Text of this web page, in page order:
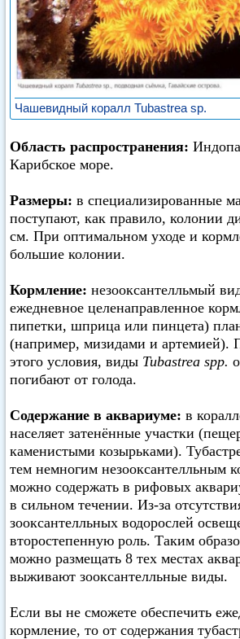
Чашевидный коралл Tubastrea sp.
Область распространения:
Карибское море.
Размеры: в специализированные
поступают, как правило, колонии
см. При оптимальном уходе и
большие колонии.
Кормление: незооксантелльмый
ежедневное целенаправленное
пипетки, шприца или пинцета)
(например, мизидами и артемией).
этого условия, виды Tubastrea spp.
погибают от голода.
Содержание в аквариуме: в
населяет затенённые участки
каменистыми козырьками).
тем немногим незооксантелльным
можно содержать в рифовых
в сильном течении. Из-за
зооксантелльных водорослей
второстепенную роль. Таким
можно размещать 8 тех местах
выживают зооксантелльные виды.
Если вы не сможете обеспечить
кормление, то от содержания